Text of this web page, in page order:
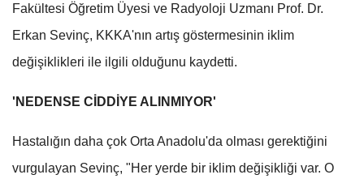
Fakültesi Öğretim Üyesi ve Radyoloji Uzmanı Prof. Dr.
Erkan Sevinç, KKKA'nın artış göstermesinin iklim
değişiklikleri ile ilgili olduğunu kaydetti.
'NEDENSE CİDDİYE ALINMIYOR'
Hastalığın daha çok Orta Anadolu'da olması gerektiğini
vurgulayan Sevinç, "Her yerde bir iklim değişikliği var. O